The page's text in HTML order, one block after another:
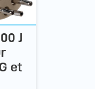
J
et